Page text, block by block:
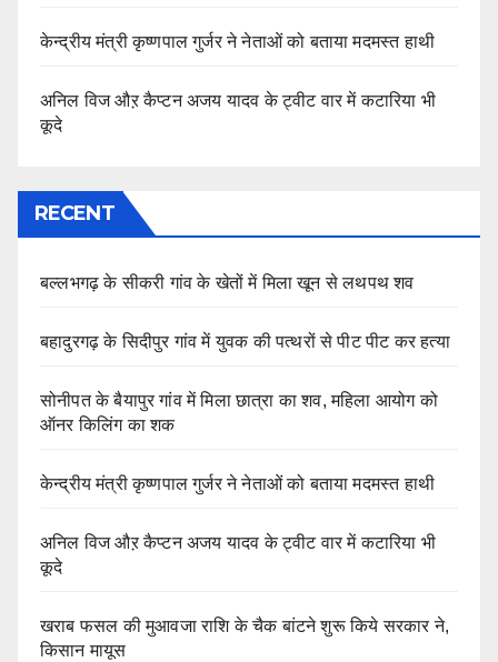
केन्द्रीय मंत्री कृष्णपाल गुर्जर ने नेताओं को बताया मदमस्त हाथी
अनिल विज औऱ कैप्टन अजय यादव के ट्वीट वार में कटारिया भी
कूदे
RECENT
बल्लभगढ़ के सीकरी गांव के खेतों में मिला खून से लथपथ शव
बहादुरगढ़ के सिदीपुर गांव में युवक की पत्थरों से पीट पीट कर हत्या
सोनीपत के बैयापुर गांव में मिला छात्रा का शव, महिला आयोग को
ऑनर किलिंग का शक
केन्द्रीय मंत्री कृष्णपाल गुर्जर ने नेताओं को बताया मदमस्त हाथी
अनिल विज औऱ कैप्टन अजय यादव के ट्वीट वार में कटारिया भी
कूदे
खराब फसल की मुआवजा राशि के चैक बांटने शुरू किये सरकार ने,
किसान मायूस